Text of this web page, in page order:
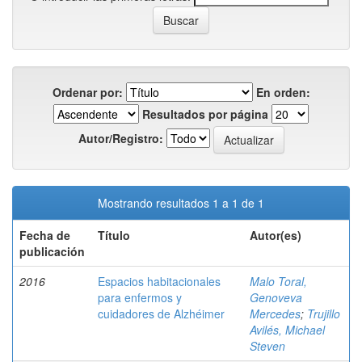
Ordenar por:
En orden:
Resultados por página
Autor/Registro:
Mostrando resultados 1 a 1 de 1
Fecha de
publicación
Título Autor(es)
2016
Espacios habitacionales
para enfermos y
cuidadores de Alzhéimer
Malo Toral,
Genoveva
Mercedes; Trujillo
Avilés, Michael
Steven